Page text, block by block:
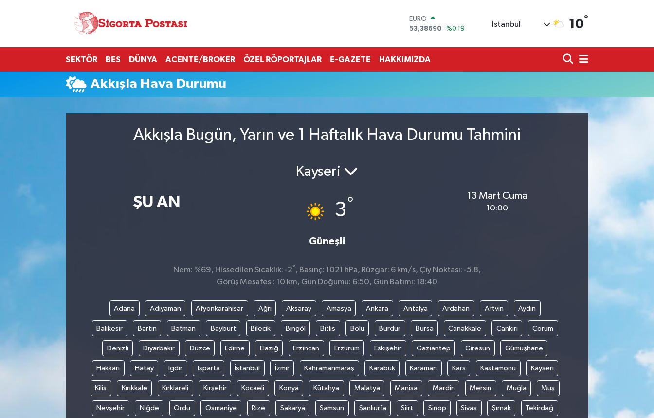
STERLİN
6862,09000
BİST100
İstanbul 10°
SEKTÖR BES DÜNYA ACENTE/BROKER ÖZEL RÖPORTAJLAR E-GAZETE HAKKIMIZDA
Akkışla Hava Durumu
Akkışla Bugün, Yarın ve 1 Haftalık Hava Durumu Tahmini
ŞU AN
Kayseri
3°
Güneşli
13 Mart Cuma
10:00
Nem: %69, Hissedilen Sıcaklık: -2° , Basınç: 1021 hPa, Rüzgar: 6 km/s, Çiy Noktası: -5.8,
Görüş Mesafesi: 10 km, Gün Doğumu: 6:50, Gün Batımı: 18:40
Adana Adıyaman Afyonkarahisar Ağrı Aksaray Amasya Ankara Antalya Ardahan Artvin Aydın
Balıkesir Bartın Batman Bayburt Bilecik Bingöl Bitlis Bolu Burdur Bursa Çanakkale Çankırı Çorum
Denizli Diyarbakır Düzce Edirne Elazığ Erzincan Erzurum Eskişehir Gaziantep Giresun Gümüşhane
Hakkâri Hatay Iğdır Isparta İstanbul İzmir Kahramanmaraş Karabük Karaman Kars Kastamonu Kayseri
Kilis Kırıkkale Kırklareli Kırşehir Kocaeli Konya Kütahya Malatya Manisa Mardin Mersin Muğla Muş
Nevşehir Niğde Ordu Osmaniye Rize Sakarya Samsun Şanlıurfa Siirt Sinop Sivas Şırnak Tekirdağ
Nöbetçi Eczaneler
Hava Durumu
Namaz Vakitleri
Süper Lig Puan Durumu ve Fikstür
Son Dakika Haberleri